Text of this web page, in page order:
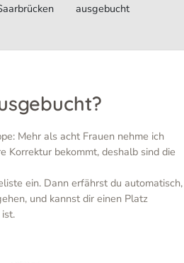
ausgebucht
Mehr als acht Frauen nehme ich
Korrektur bekommt, deshalb sind die
ein. Dann erfährst du automatisch,
und kannst dir einen Platz